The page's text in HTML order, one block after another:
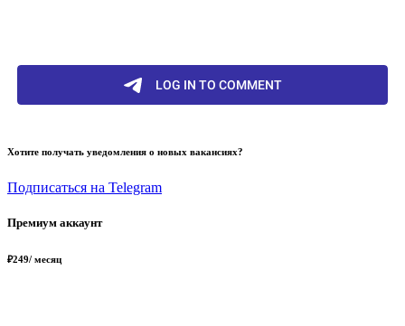
Хотите получать уведомления о новых вакансиях?
Подписаться на Telegram
Премиум аккаунт
₽249/ месяц